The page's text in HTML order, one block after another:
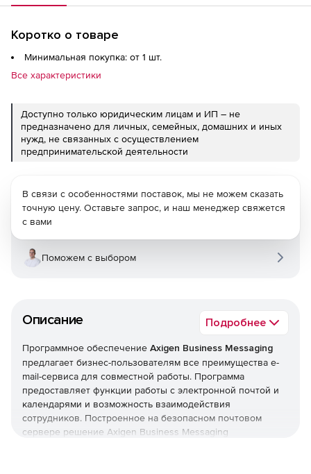
Коротко о товаре
Минимальная покупка: от 1 шт.
Все характеристики
Доступно только юридическим лицам и ИП – не
предназначено для личных, семейных, домашних и иных
нужд, не связанных с осуществлением
предпринимательской деятельности
Описание Подробнее
Программное обеспечение Axigen Business Messaging
предлагает бизнес-пользователям все преимущества e-
mail-сервиса для совместной работы. Программа
предоставляет функции работы с электронной почтой и
календарями и возможность взаимодействия
сотрудников. Построенное на безопасном почтовом
сервере решение Axigen Business Messaging
В связи с особенностями поставок, мы не можем сказать
точную цену. Оставьте запрос, и наш менеджер свяжется
с вами
Поможем с выбором